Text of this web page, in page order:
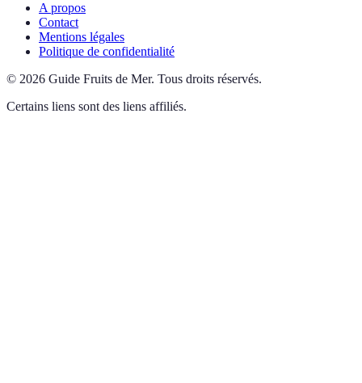
A propos
Contact
Mentions légales
Politique de confidentialité
© 2026 Guide Fruits de Mer. Tous droits réservés.
Certains liens sont des liens affiliés.